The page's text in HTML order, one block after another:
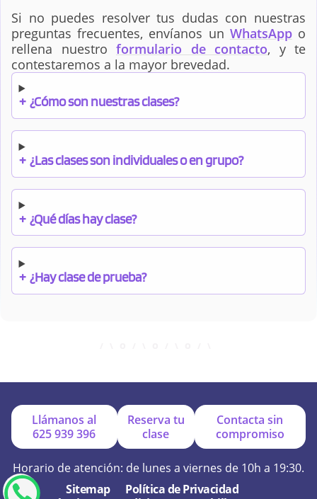
Si no puedes resolver tus dudas con nuestras
preguntas frecuentes, envíanos un WhatsAppo
rellena nuestro formulario de contacto, y te
contestaremos a la mayor brevedad.
+ ¿Cómo son nuestras clases?
+ ¿Las clases son individuales o en grupo?
+ ¿Qué días hay clase?
+ ¿Hay clase de prueba?
+ ¿Por qué online?
Llámanos al
625 939 396
Reserva tu
clase
Contacta sin
compromiso
Horario de atención: de lunes a viernes de 10h a 19:30.
Sitemap
Política de Privacidad